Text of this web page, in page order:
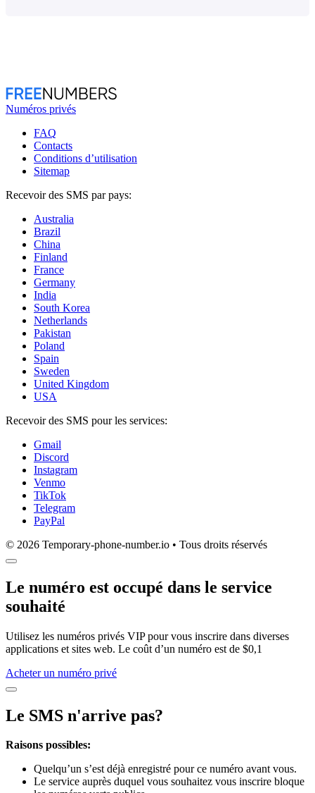
Numéros privés
FAQ
Contacts
Conditions d’utilisation
Sitemap
Recevoir des SMS par pays:
Australia
Brazil
China
Finland
France
Germany
India
South Korea
Netherlands
Pakistan
Poland
Spain
Sweden
United Kingdom
USA
Recevoir des SMS pour les services:
Gmail
Discord
Instagram
Venmo
TikTok
Telegram
PayPal
© 2026 Temporary-phone-number.io • Tous droits réservés
Le numéro est occupé dans le service
souhaité
Utilisez les numéros privés VIP pour vous inscrire dans diverses
applications et sites web. Le coût d’un numéro est de $0,1
Acheter un numéro privé
Le SMS n'arrive pas?
Raisons possibles:
Quelqu’un s’est déjà enregistré pour ce numéro avant vous.
Le service auprès duquel vous souhaitez vous inscrire bloque